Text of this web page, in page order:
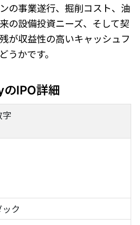
の事業遂行、掘削コスト、油
の設備投資ニーズ、そして契
が収益性の高いキャッシュフ
うかです。
IPO詳細
字
ック